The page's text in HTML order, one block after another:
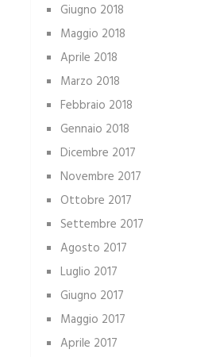
Giugno 2018
Maggio 2018
Aprile 2018
Marzo 2018
Febbraio 2018
Gennaio 2018
Dicembre 2017
Novembre 2017
Ottobre 2017
Settembre 2017
Agosto 2017
Luglio 2017
Giugno 2017
Maggio 2017
Aprile 2017